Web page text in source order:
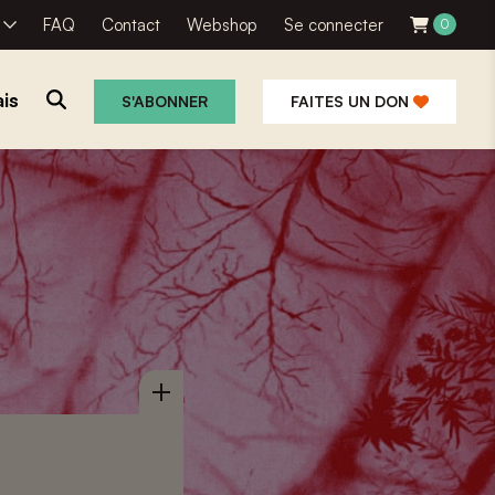
FAQ Contact Webshop Se connecter 0
S'ABONNER FAITES UN DON